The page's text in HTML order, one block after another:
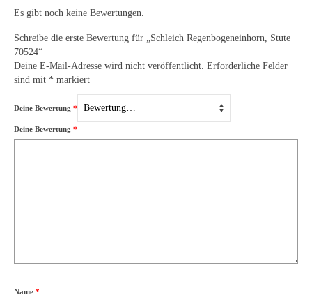
Es gibt noch keine Bewertungen.
Schreibe die erste Bewertung für „Schleich Regenbogeneinhorn, Stute
70524“
Deine E-Mail-Adresse wird nicht veröffentlicht. Erforderliche Felder
sind mit * markiert
Deine Bewertung *
Deine Bewertung *
Name *